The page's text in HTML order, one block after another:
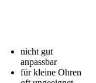
nicht gut
anpassbar
für kleine Ohren